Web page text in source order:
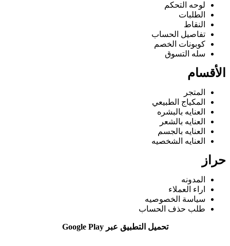
لوحه التحكم
الطلبات
النقاط
تفاصيل الحساب
كوبونات الخصم
سله التسوق
الأقسام
المتجر
المكياج الطبيعي
العنايه بالبشره
العنايه بالشعر
العنايه بالجسم
العنايه الشخصيه
حراز
المدونه
اراء العملاء
سياسة الخصوصيه
طلب حذف الحساب
تحميل التطبيق عبر Google Play